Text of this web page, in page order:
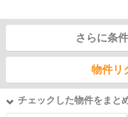
さらに条
物件リ
チェックした物件をまと